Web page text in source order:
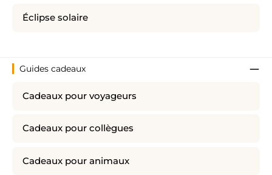
Éclipse solaire
Guides cadeaux
Cadeaux pour voyageurs
Cadeaux pour collègues
Cadeaux pour animaux